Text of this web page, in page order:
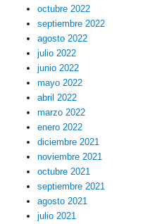
octubre 2022
septiembre 2022
agosto 2022
julio 2022
junio 2022
mayo 2022
abril 2022
marzo 2022
enero 2022
diciembre 2021
noviembre 2021
octubre 2021
septiembre 2021
agosto 2021
julio 2021